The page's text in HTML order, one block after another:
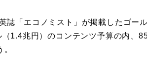
誌「エコノミスト」が掲載したゴー
1.4兆円）のコンテンツ予算の内、